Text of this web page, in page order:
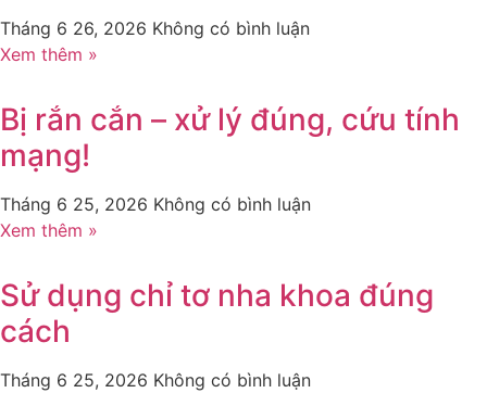
Tháng 6 26, 2026 Không có bình luận
Xem thêm »
Bị rắn cắn – xử lý đúng, cứu tính
mạng!
Tháng 6 25, 2026 Không có bình luận
Xem thêm »
Sử dụng chỉ tơ nha khoa đúng
cách
Tháng 6 25, 2026 Không có bình luận